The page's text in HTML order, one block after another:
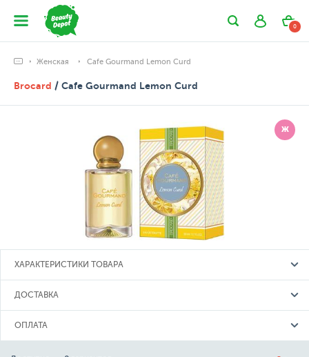
0
Женская Cafe Gourmand Lemon Curd
Brocard / Cafe Gourmand Lemon Curd
Ж
ХАРАКТЕРИСТИКИ ТОВАРА
ДОСТАВКА
ОПЛАТА